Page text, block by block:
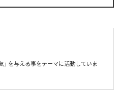
気」 を与える事をテーマに活動していま